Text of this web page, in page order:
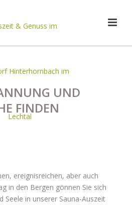
UND
FINDEN
ereignisreichen, aber auch
in den Bergen gönnen Sie sich
Seele in unserer Sauna-Auszeit